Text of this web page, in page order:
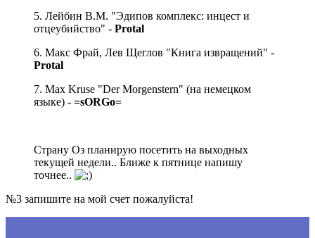
5. Лейбин В.М. "Эдипов комплекс: инцест и
отцеубийство" - Protal
6. Макс Фрай, Лев Щеглов "Книга извращений" -
Protal
7. Max Kruse "Der Morgenstern" (на немецком
языке) - =sORGo=
Страну Оз планирую посетить на выходных
текущей недели.. Ближе к пятнице напишу
точнее..
№3 запишите на мой счет пожалуйста!